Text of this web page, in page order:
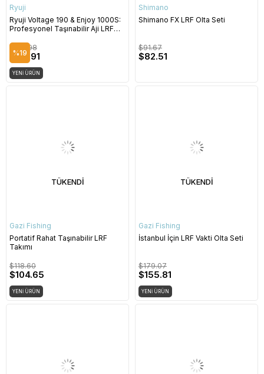
Ryuji
Ryuji Voltage 190 & Enjoy 1000S:
Profesyonel Taşınabilir Aji LRF
$127.91
$156.98
%19
YENI ÜRÜN
Shimano
Shimano FX LRF Olta Seti
$82.51
$91.67
TÜKENDI
Gazi Fishing
Portatif Rahat Taşınabilir LRF
Takımı
$104.65
$118.60
YENI ÜRÜN
TÜKENDI
Gazi Fishing
İstanbul İçin LRF Vakti Olta Seti
$155.81
$179.07
YENI ÜRÜN